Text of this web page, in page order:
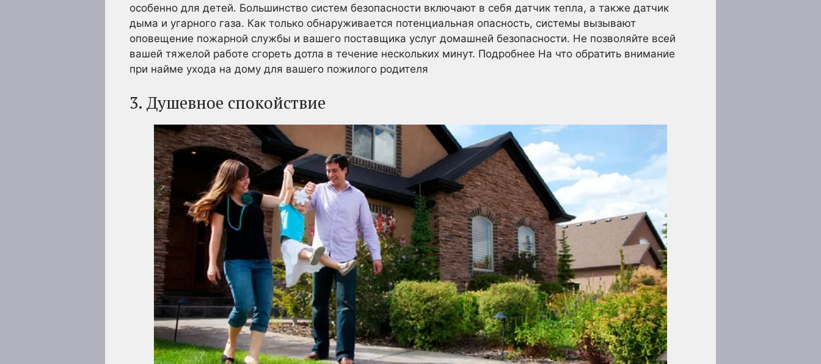
особенно для детей. Большинство систем безопасности включают в себя датчик тепла, а также датчик
дыма и угарного газа. Как только обнаруживается потенциальная опасность, системы вызывают
оповещение пожарной службы и вашего поставщика услуг домашней безопасности. Не позволяйте всей
вашей тяжелой работе сгореть дотла в течение нескольких минут. Подробнее На что обратить внимание
при найме ухода на дому для вашего пожилого родителя
3. Душевное спокойствие